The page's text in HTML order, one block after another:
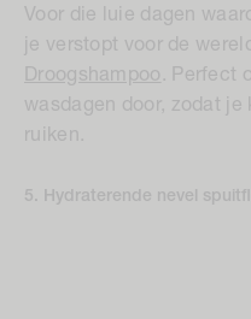
Voor die luie dagen
je verstopt voor de
Droogshampoo . Perfect
wasdagen door, zodat
ruiken.
5. Hydraterende nevel